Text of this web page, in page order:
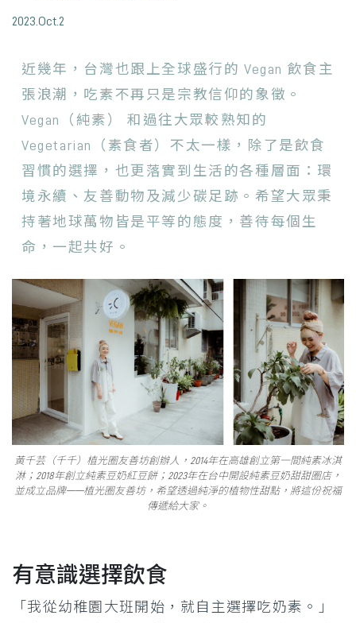
2023.Oct.2
近幾年，台灣也跟上全球盛行的 Vegan 飲食主
張浪潮，吃素不再只是宗教信仰的象徵。
Vegan（純素） 和過往大眾較熟知的
Vegetarian（素食者）不太一樣，除了是飲食
習慣的選擇，也更落實到生活的各種層面：環
境永續、友善動物及減少碳足跡。希望大眾秉
持著地球萬物皆是平等的態度，善待每個生
命，一起共好。
黃千芸（千千）植光圈友善坊創辦人，2014年在高雄創立第一間純素冰淇
淋；2018年創立純素豆奶紅豆餅；2023年在台中開設純素豆奶甜甜圈店，
並成立品牌——植光圈友善坊，希望透過純淨的植物性甜點，將這份祝福
傳遞給大家。
有意識選擇飲食
「我從幼稚園大班開始，就自主選擇吃奶素。」